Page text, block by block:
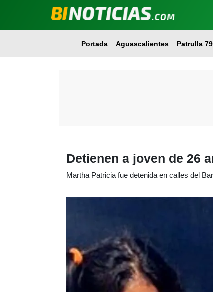
Portada Aguascalientes Patrulla
Detienen a joven de 26
Martha Patricia fue detenida en calles del